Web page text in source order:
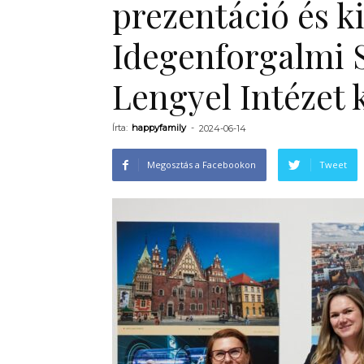
prezentáció és
Idegenforgalmi
Lengyel Intézet
Írta: happyfamily - 2024-06-14
Megosztás a Facebookon Tweet